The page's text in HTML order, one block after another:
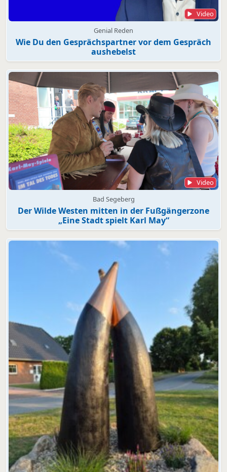
Video
Genial Reden
Wie Du den Gesprächspartner vor dem Gespräch
aushebelst
Video
Bad Segeberg
Der Wilde Westen mitten in der Fußgängerzone
„Eine Stadt spielt Karl May“